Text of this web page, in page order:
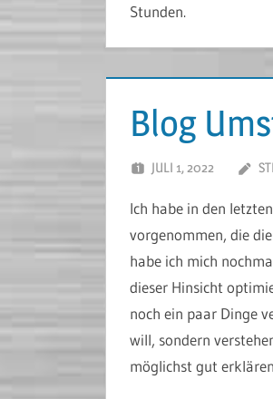
Stunden.
Blog
JULI 1, 2022
Ich habe in den
vorgenommen, die
habe ich mich
dieser Hinsicht
noch ein paar Dinge
will, sondern
möglichst gut